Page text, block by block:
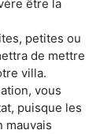
être la
petites ou
de mettre
villa.
vous
puisque les
mauvais